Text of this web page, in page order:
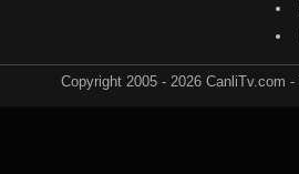
Copyright 2005 - 2026 CanliTv.com -